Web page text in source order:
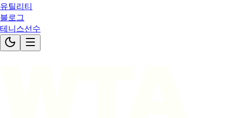
유틸리티
블로그
테니스선수